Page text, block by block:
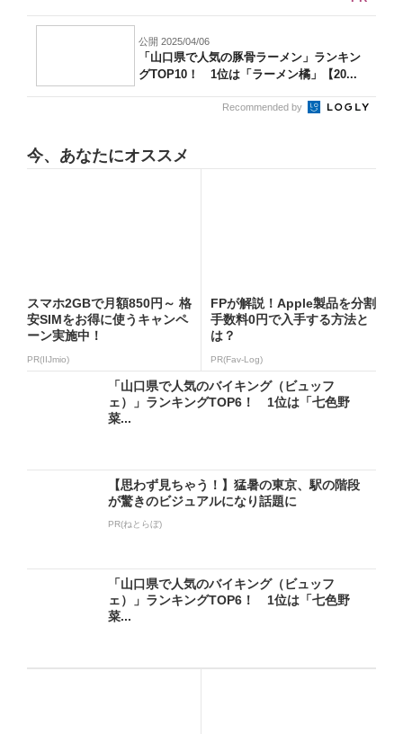
公開 2025/04/06
「山口県で人気の豚骨ラーメン」ランキン
グTOP10！ 1位は「ラーメン橘」【20...
Recommended by
今、あなたにオススメ
スマホ2GBで月額850円～ 格
安SIMをお得に使うキャンペ
ーン実施中！
PR(IIJmio)
FPが解説！Apple製品を分割
手数料0円で入手する方法と
は？
PR(Fav-Log)
「山口県で人気のバイキング（ビュッフ
ェ）」ランキングTOP6！ 1位は「七色野
菜...
【思わず見ちゃう！】猛暑の東京、駅の階段
が驚きのビジュアルになり話題に
PR(ねとらぼ)
「山口県で人気のバイキング（ビュッフ
ェ）」ランキングTOP6！ 1位は「七色野
菜...